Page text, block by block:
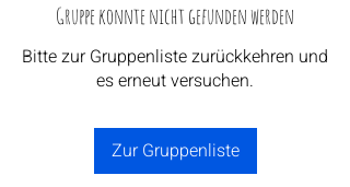
Gruppe konnte nicht gefunden werden
Bitte zur Gruppenliste zurückkehren und
es erneut versuchen.
Zur Gruppenliste